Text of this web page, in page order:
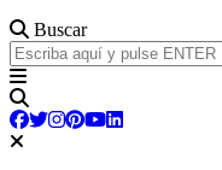
Buscar